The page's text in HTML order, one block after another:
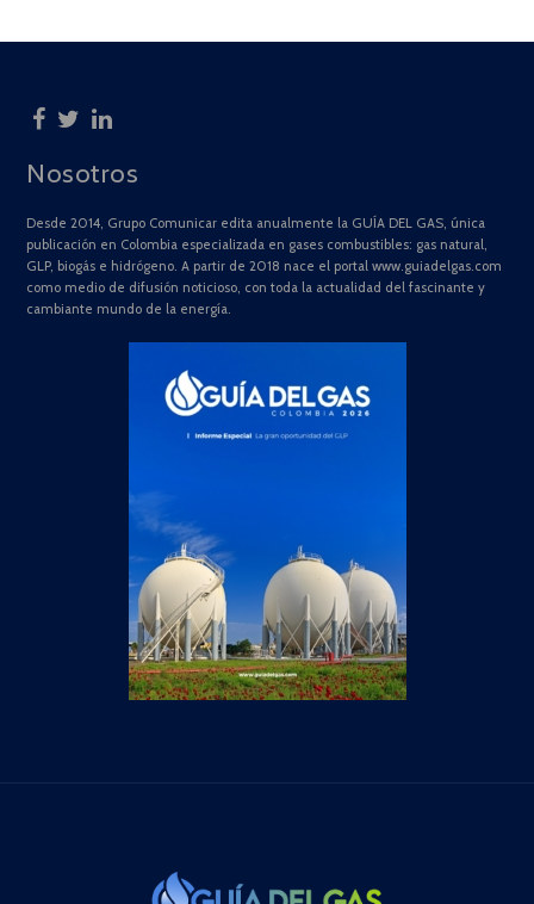
Nosotros
Desde 2014, Grupo Comunicar edita anualmente la GUÍA DEL GAS, única
publicación en Colombia especializada en gases combustibles: gas natural,
GLP, biogás e hidrógeno. A partir de 2018 nace el portal www.guiadelgas.com
como medio de difusión noticioso, con toda la actualidad del fascinante y
cambiante mundo de la energía.